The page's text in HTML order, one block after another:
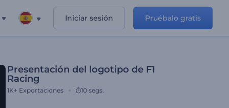
Iniciar sesión Pruébalo gratis
Presentación del logotipo de F1
Racing
1K+ Exportaciones 10 segs.